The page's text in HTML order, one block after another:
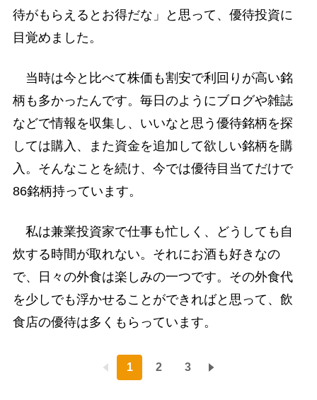
待がもらえるとお得だな」と思って、優待投資に
目覚めました。
当時は今と比べて株価も割安で利回りが高い銘
柄も多かったんです。毎日のようにブログや雑誌
などで情報を収集し、いいなと思う優待銘柄を探
しては購入、また資金を追加して欲しい銘柄を購
入。そんなことを続け、今では優待目当てだけで
86銘柄持っています。
私は兼業投資家で仕事も忙しく、どうしても自
炊する時間が取れない。それにお酒も好きなの
で、日々の外食は楽しみの一つです。その外食代
を少しでも浮かせることができればと思って、飲
食店の優待は多くもらっています。
1 2 3